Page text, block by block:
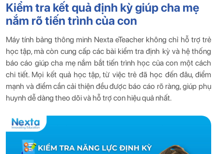
Kiểm tra kết quả định kỳ giúp cha mẹ
nắm rõ tiến trình của con
Máy tính bảng thông minh Nexta eTeacher không chỉ hỗ trợ trẻ
học tập, mà còn cung cấp các bài kiểm tra định kỳ và hệ thống
báo cáo giúp cha mẹ nắm bắt tiến trình học của con một cách
chi tiết. Mọi kết quả học tập, từ việc trẻ đã học đến đâu, điểm
mạnh và điểm cần cải thiện đều được báo cáo rõ ràng, giúp phụ
huynh dễ dàng theo dõi và hỗ trợ con hiệu quả nhất.